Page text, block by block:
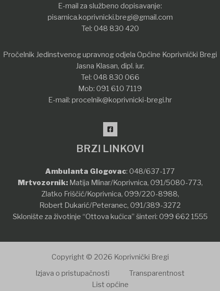
E-mail za službeno dopisavanje:
pisarnica.koprivnicki.bregi@gmail.com
Tel: 048 830 420
Pročelnik Jedinstvenog upravnog odjela Općine Koprivnički Bregi
Jasna Klasan, dipl. iur.
Tel: 048 830 066
Mob: 091 610 7119
E-mail: procelnik@koprivnicki-bregi.hr
BRZI LINKOVI
Ambulanta Glogovac: 048/637-177
Mrtvozornik:Matija Mlinar/Koprivnica, 091/5080-773,
Zlatko Friščić/Koprivnica, 099/220-8988,
Robert Dukarić/Peteranec, 091/389-3272
Sklonište za životinje “Ottova kućica” šinteri: 099 662 1555
Copyright © 2026 Koprivnički Bregi
Izjava o pristupačnosti
Transparentnost
List općine